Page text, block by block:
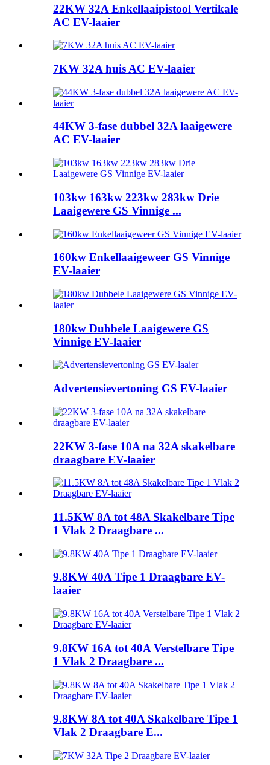
22KW 32A Enkellaaipistool Vertikale
AC EV-laaier
7KW 32A huis AC EV-laaier
44KW 3-fase dubbel 32A laaigewere
AC EV-laaier
103kw 163kw 223kw 283kw Drie
Laaigewere GS Vinnige ...
160kw Enkellaaigeweer GS Vinnige
EV-laaier
180kw Dubbele Laaigewere GS
Vinnige EV-laaier
Advertensievertoning GS EV-laaier
22KW 3-fase 10A na 32A skakelbare
draagbare EV-laaier
11.5KW 8A tot 48A Skakelbare Tipe
1 Vlak 2 Draagbare ...
9.8KW 40A Tipe 1 Draagbare EV-
laaier
9.8KW 16A tot 40A Verstelbare Tipe
1 Vlak 2 Draagbare ...
9.8KW 8A tot 40A Skakelbare Tipe 1
Vlak 2 Draagbare E...